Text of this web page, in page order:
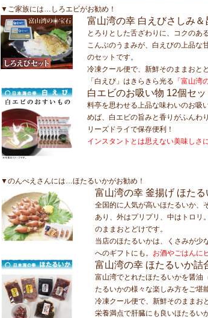
▼ご家族には…しろエビがお勧め！
富山湾の幸 白えびさしみ＆
とろりとした舌ざわりに、コクのあ
こんぶのうまみが、白えびの上品な
のセットです。
冷凍クール便で、新鮮そのままおと
「白えび」はきらきら光る 「富山湾
白エビのお吸い物 12個セッ
料亭を思わせる上品な味わいのお吸
めば、白エビの旨みと香りがふんわ
リーズドライで保存便利！
インスタントとは思えない美味しさ
▼のんべえさんには…ほたるいかがお勧め！
富山湾の幸 釜揚げ ほた
全国的に人気が高いほたるいか、
あり、外はプリプリ、中はトロリ
のままおとどけです。
当店のほたるいかは、くさみが少
へのギフトにも。 お酒やごはんに
富山湾の幸 ほたるいか詰
富山湾でとれたほたるいかを醤油
たるいかの様々な楽しみ方をご堪
冷凍クール便で、新鮮そのままお
栄養満点で肝臓にも良いほたるい